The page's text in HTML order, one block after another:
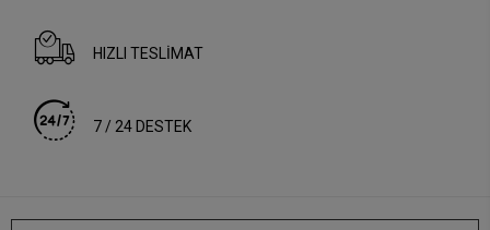
HIZLI TESLİMAT
7 / 24 DESTEK